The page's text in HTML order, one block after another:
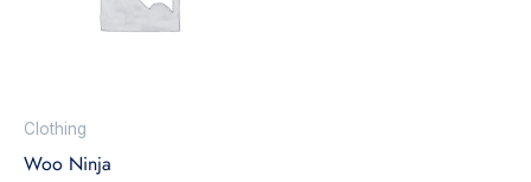
Clothing
Woo Ninja